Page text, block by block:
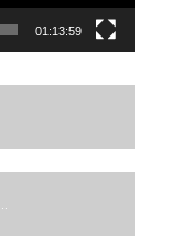
01:13:59